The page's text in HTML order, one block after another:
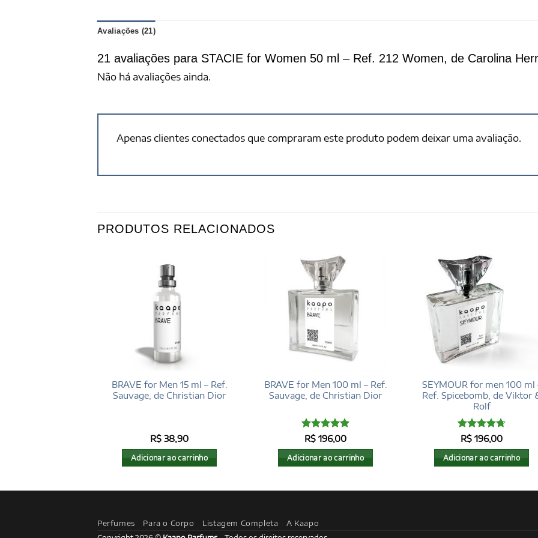
Avaliações (21)
21 avaliações para STACIE for Women 50 ml – Ref. 212 Women, de Carolina
Não há avaliações ainda.
Apenas clientes conectados que compraram este produto podem deixar uma avaliação.
PRODUTOS RELACIONADOS
BRAVE for Men 15 ml – Ref.
Sauvage, de Christian Dior
R$ 38,90
Adicionar ao carrinho
BRAVE for Men 100 ml – Ref.
Sauvage, de Christian Dior
Avaliação
R$ 196,00
Adicionar ao carrinho
SEYMOUR for men 100 ml
Ref. Spicebomb, de Viktor
Rolf
Avaliação
R$ 196,00
Adicionar ao carrinho
Perfumes Para o Corpo Listagem Completa A Kaapo